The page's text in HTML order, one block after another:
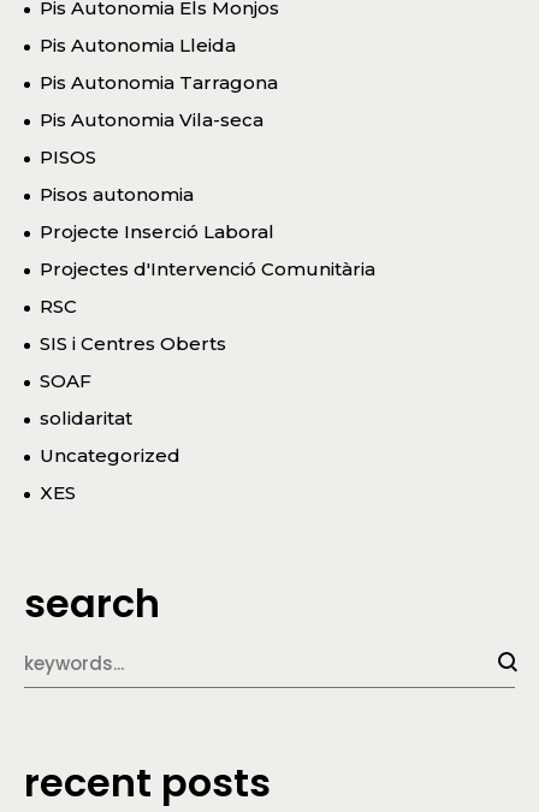
Pis Autonomia Els Monjos
Pis Autonomia Lleida
Pis Autonomia Tarragona
Pis Autonomia Vila-seca
PISOS
Pisos autonomia
Projecte Inserció Laboral
Projectes d'Intervenció Comunitària
RSC
SIS i Centres Oberts
SOAF
solidaritat
Uncategorized
XES
search
recent posts